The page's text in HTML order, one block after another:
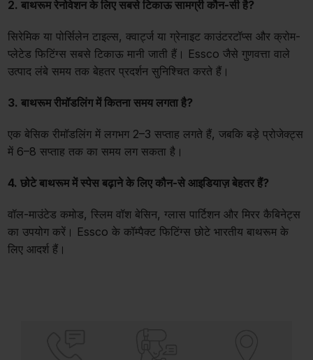
2. बाथरूम रेनोवेशन के लिए सबसे टिकाऊ सामग्री कौन-सी है?
सिरेमिक या पोर्सिलेन टाइल्स, क्वार्ट्ज या ग्रेनाइट काउंटरटॉप्स और क्रोम-
प्लेटेड फिटिंग्स सबसे टिकाऊ मानी जाती हैं। Essco जैसे गुणवत्ता वाले
उत्पाद लंबे समय तक बेहतर प्रदर्शन सुनिश्चित करते हैं।
3. बाथरूम रीमॉडलिंग में कितना समय लगता है?
एक बेसिक रीमॉडलिंग में लगभग 2–3 सप्ताह लगते हैं, जबकि बड़े प्रोजेक्ट्स
में 6–8 सप्ताह तक का समय लग सकता है।
4. छोटे बाथरूम में स्पेस बढ़ाने के लिए कौन-से आइडियाज़ बेहतर हैं?
वॉल-माउंटेड कमोड, स्लिम वॉश बेसिन, ग्लास पार्टिशन और मिरर कैबिनेट्स
का उपयोग करें। Essco के कॉम्पैक्ट फिटिंग्स छोटे भारतीय बाथरूम के
लिए आदर्श हैं।